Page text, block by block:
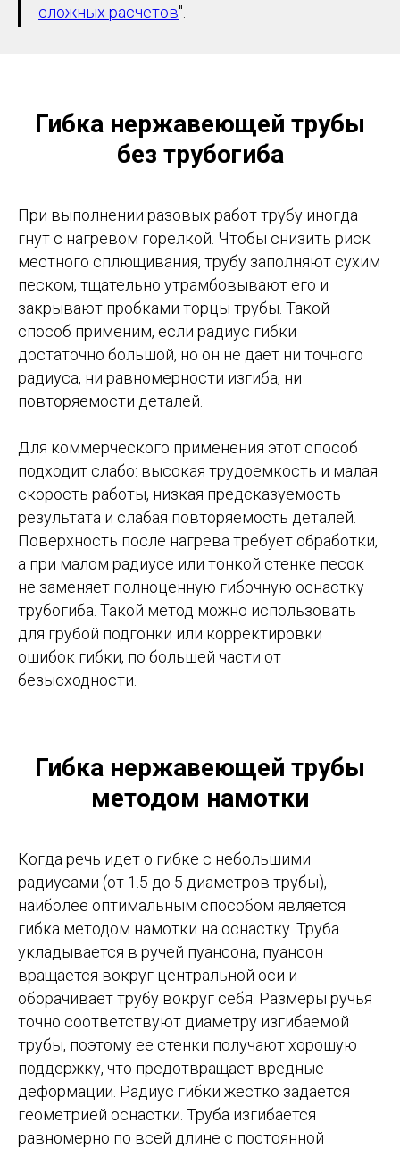
сложных расчетов".
Гибка нержавеющей трубы
без трубогиба
При выполнении разовых работ трубу иногда
гнут с нагревом горелкой. Чтобы снизить риск
местного сплющивания, трубу заполняют сухим
песком, тщательно утрамбовывают его и
закрывают пробками торцы трубы. Такой
способ применим, если радиус гибки
достаточно большой, но он не дает ни точного
радиуса, ни равномерности изгиба, ни
повторяемости деталей.
Для коммерческого применения этот способ
подходит слабо: высокая трудоемкость и малая
скорость работы, низкая предсказуемость
результата и слабая повторяемость деталей.
Поверхность после нагрева требует обработки,
а при малом радиусе или тонкой стенке песок
не заменяет полноценную гибочную оснастку
трубогиба. Такой метод можно использовать
для грубой подгонки или корректировки
ошибок гибки, по большей части от
безысходности.
Гибка нержавеющей трубы
методом намотки
Когда речь идет о гибке с небольшими
радиусами (от 1.5 до 5 диаметров трубы),
наиболее оптимальным способом является
гибка методом намотки на оснастку. Труба
укладывается в ручей пуансона, пуансон
вращается вокруг центральной оси и
оборачивает трубу вокруг себя. Размеры ручья
точно соответствуют диаметру изгибаемой
трубы, поэтому ее стенки получают хорошую
поддержку, что предотвращает вредные
деформации. Радиус гибки жестко задается
геометрией оснастки. Труба изгибается
равномерно по всей длине с постоянной